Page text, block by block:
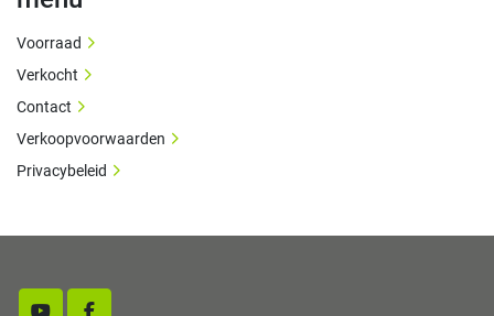
Voorraad
Verkocht
Contact
Verkoopvoorwaarden
Privacybeleid